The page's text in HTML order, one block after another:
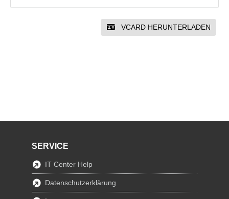
VCARD HERUNTERLADEN
SERVICE
IT Center Help
Datenschutzerklärung